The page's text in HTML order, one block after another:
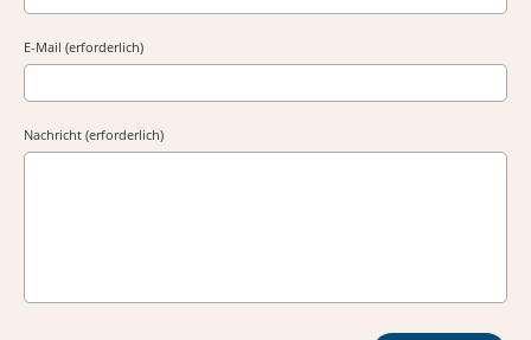
E-Mail (erforderlich)
Nachricht (erforderlich)